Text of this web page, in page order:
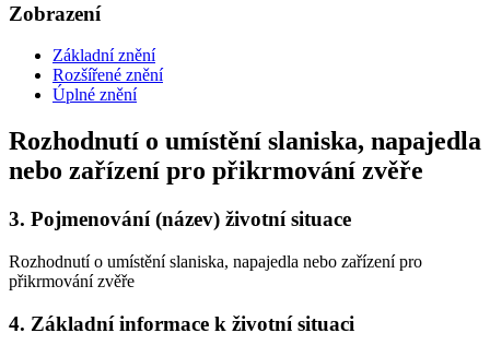
Zobrazení
Základní znění
Rozšířené znění
Úplné znění
Rozhodnutí o umístění slaniska, napajedla
nebo zařízení pro přikrmování zvěře
3. Pojmenování (název) životní situace
Rozhodnutí o umístění slaniska, napajedla nebo zařízení pro
přikrmování zvěře
4. Základní informace k životní situaci